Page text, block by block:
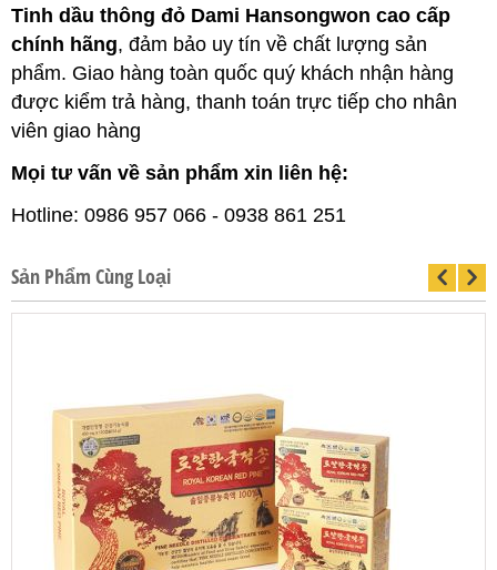
Tinh dầu thông đỏ Dami Hansongwon cao cấp
chính hãng, đảm bảo uy tín về chất lượng sản
phẩm. Giao hàng toàn quốc quý khách nhận hàng
được kiểm trả hàng, thanh toán trực tiếp cho nhân
viên giao hàng
Mọi tư vấn về sản phẩm xin liên hệ:
Hotline: 0986 957 066 - 0938 861 251
Sản Phẩm Cùng Loại